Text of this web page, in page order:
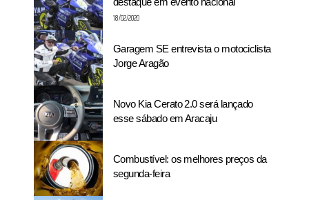
18/02/2020
Garagem SE entrevista o motociclista
Jorge Aragão
Novo Kia Cerato 2.0 será lançado
esse sábado em Aracaju
Combustível: os melhores preços da
segunda-feira